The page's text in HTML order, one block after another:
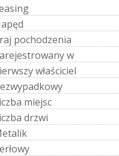
asing
apęd
raj pochodzenia
arejestrowanyw
ierwszywłaściciel
ezwypadkowy
iczba miejsc
iczba drzwi
etalik
erłowy